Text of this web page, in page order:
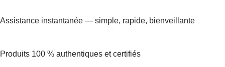
Assistance instantanée — simple, rapide, bienveillante
Produits 100 % authentiques et certifiés